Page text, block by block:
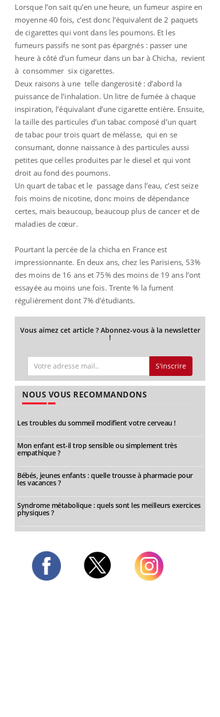
Lorsque l’on sait qu’en une heure, un fumeur aspire en
moyenne 40 fois, c’est donc l’équivalent de 2 paquets
de cigarettes qui vont dans les poumons. Et les
fumeurs passifs ne sont pas épargnés : passer une
heure à côté d’un fumeur dans un bar à Chicha, revient
à consommer six cigarettes.
Deux raisons à une telle dangerosité : d’abord la
puissance de l’inhalation. Un litre de fumée à chaque
inspiration, l’équivalant d’une cigarette entière. Ensuite,
la taille des particules d’un tabac composé d’un quart
de tabac pour trois quart de mélasse, qui en se
consumant, donne naissance à des particules aussi
petites que celles produites par le diesel et qui vont
droit au fond des poumons.
Un quart de tabac et le passage dans l’eau, c’est seize
fois moins de nicotine, donc moins de dépendance
certes, mais beaucoup, beaucoup plus de cancer et de
maladies de cœur.
Pourtant la percée de la chicha en France est
impressionnante. En deux ans, chez les Parisiens, 53%
des moins de 16 ans et 75% des moins de 19 ans l’ont
essayée au moins une fois. Trente % la fument
réguliérement dont 7% d'étudiants.
Vous aimez cet article ? Abonnez-vous à la newsletter
!
S'inscrire
NOUS VOUS RECOMMANDONS
Les troubles du sommeil modifient votre cerveau !
Mon enfant est-il trop sensible ou simplement très
empathique ?
Bébés, jeunes enfants : quelle trousse à pharmacie pour
les vacances ?
Syndrome métabolique : quels sont les meilleurs exercices
physiques ?